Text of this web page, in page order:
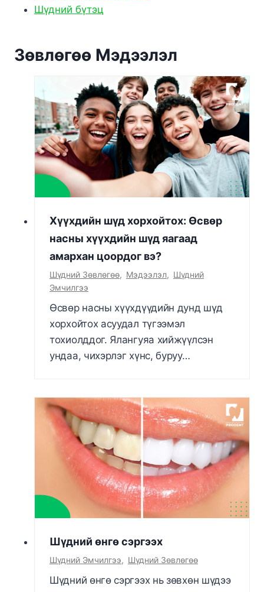
Шүдний бүтэц
Зөвлөгөө Мэдээлэл
Хүүхдийн шүд хорхойтох: Өсвөр
насны хүүхдийн шүд яагаад
амархан цоордог вэ?
Шүдний Зөвлөгөө, Мэдээлэл, Шүдний
Эмчилгээ
Өсвөр насны хүүхдүүдийн дунд шүд
хорхойтох асуудал түгээмэл
тохиолддог. Ялангуяа хийжүүлсэн
ундаа, чихэрлэг хүнс, буруу…
Шүдний өнгө сэргээх
Шүдний Эмчилгээ, Шүдний Зөвлөгөө
Шүдний өнгө сэргээх нь зөвхөн шүдээ